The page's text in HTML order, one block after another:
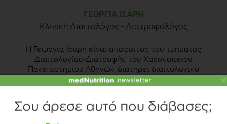
ΓΕΩΡΓΊΑ ΊΣΑΡΗ
Κλινική Διαιτολόγος - Διατροφολόγος
Η Γεωργία Ίσαρη είναι απόφοιτος του τμήματος
Διαιτολογίας-Διατροφής του Χαροκοπείου
Πανεπιστημίου Αθηνών, διατηρεί διαιτολογικό
γραφείο στη Νέα Σμύρνη όπου δίνει τις
διατροφικές συμβουλές της σε ασθενείς και σε
ειδικές ομάδες ατόμων. Είναι επιστημονική
συνεργάτιδα της Ενδοκρινολογικής Μονάδας της Β'
×